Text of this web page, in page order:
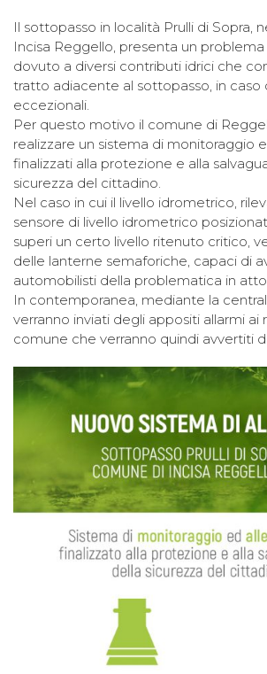
Il sottopasso in località Prulli di Sopra,
Incisa Reggello, presenta un
dovuto a diversi contributi idrici che
tratto adiacente al sottopasso, in caso
eccezionali.
Per questo motivo il comune di
realizzare un sistema di monitoraggio
finalizzati alla protezione e alla
sicurezza del cittadino.
Nel caso in cui il livello idrometrico,
sensore di livello idrometrico
superi un certo livello ritenuto critico,
delle lanterne semaforiche, capaci di
automobilisti della problematica in
In contemporanea, mediante la
verranno inviati degli appositi allarmi ai
comune che verranno quindi avvertiti